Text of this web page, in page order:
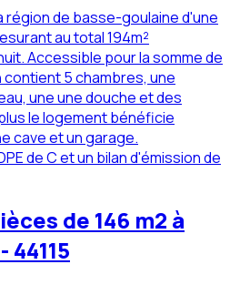
région de basse-goulaine d'une
au total 194m²
Accessible pour la somme de
contient 5 chambres, une
une une douche et des
le logement bénéficie
cave et un garage.
de C et un bilan d'émission de
de 146 m2 à